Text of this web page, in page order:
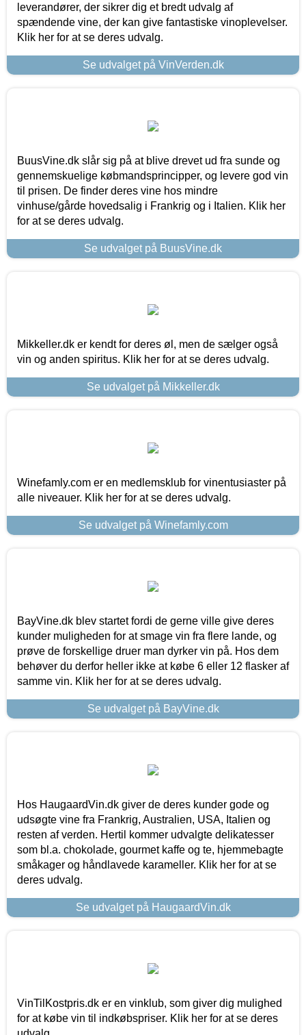
leverandører, der sikrer dig et bredt udvalg af
spændende vine, der kan give fantastiske vinoplevelser.
Klik her for at se deres udvalg.
Se udvalget på VinVerden.dk
BuusVine.dk slår sig på at blive drevet ud fra sunde og
gennemskuelige købmandsprincipper, og levere god vin
til prisen. De finder deres vine hos mindre
vinhuse/gårde hovedsalig i Frankrig og i Italien. Klik her
for at se deres udvalg.
Se udvalget på BuusVine.dk
Mikkeller.dk er kendt for deres øl, men de sælger også
vin og anden spiritus. Klik her for at se deres udvalg.
Se udvalget på Mikkeller.dk
Winefamly.com er en medlemsklub for vinentusiaster på
alle niveauer. Klik her for at se deres udvalg.
Se udvalget på Winefamly.com
BayVine.dk blev startet fordi de gerne ville give deres
kunder muligheden for at smage vin fra flere lande, og
prøve de forskellige druer man dyrker vin på. Hos dem
behøver du derfor heller ikke at købe 6 eller 12 flasker af
samme vin. Klik her for at se deres udvalg.
Se udvalget på BayVine.dk
Hos HaugaardVin.dk giver de deres kunder gode og
udsøgte vine fra Frankrig, Australien, USA, Italien og
resten af verden. Hertil kommer udvalgte delikatesser
som bl.a. chokolade, gourmet kaffe og te, hjemmebagte
småkager og håndlavede karameller. Klik her for at se
deres udvalg.
Se udvalget på HaugaardVin.dk
VinTilKostpris.dk er en vinklub, som giver dig mulighed
for at købe vin til indkøbspriser. Klik her for at se deres